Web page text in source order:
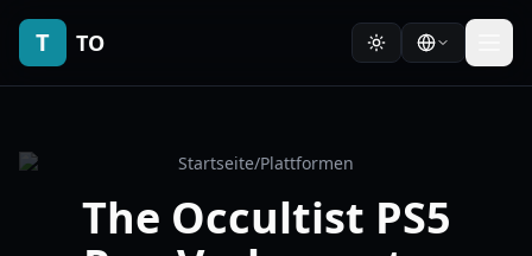
T TO
Startseite/Plattformen
The Occultist PS5